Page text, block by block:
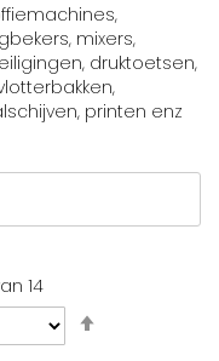
mixers,
druktoetsen,
printen enz
14